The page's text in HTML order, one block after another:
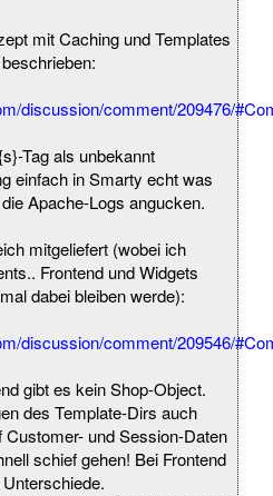
mit Caching und Templates
discussion/comment/209476/
Tag als unbekannt
einfach in Smarty echt was
Apache-Logs angucken.
mitgeliefert (wobei ich
Frontend und Widgets
dabei bleiben werde):
discussion/comment/209546/
gibt es kein Shop-Object.
des Template-Dirs auch
und Session-Daten
schief gehen! Bei Frontend